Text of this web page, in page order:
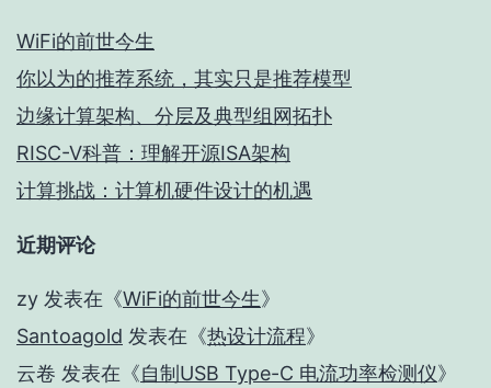
WiFi的前世今生
你以为的推荐系统，其实只是推荐模型
边缘计算架构、分层及典型组网拓扑
RISC-V科普：理解开源ISA架构
计算挑战：计算机硬件设计的机遇
近期评论
zy 发表在《WiFi的前世今生》
Santoagold 发表在《热设计流程》
云卷 发表在《自制USB Type-C 电流功率检测仪》